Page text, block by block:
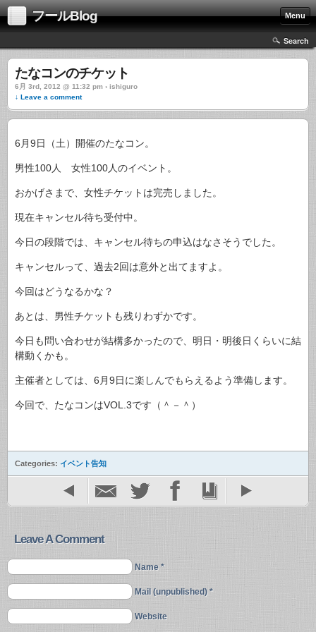
フールBlog Menu
Search
たなコンのチケット
6月 3rd, 2012 @ 11:32 pm › ishiguro
↓ Leave a comment
6月9日（土）開催のたなコン。
男性100人 女性100人のイベント。
おかげさまで、女性チケットは完売しました。
現在キャンセル待ち受付中。
今日の段階では、キャンセル待ちの申込はなさそうでした。
キャンセルって、過去2回は意外と出てますよ。
今回はどうなるかな？
あとは、男性チケットも残りわずかです。
今日も問い合わせが結構多かったので、明日・明後日くらいに結
構動くかも。
主催者としては、6月9日に楽しんでもらえるよう準備します。
今回で、たなコンはVOL.3です（＾－＾）
Categories: イベント告知
Leave A Comment
Name *
Mail (unpublished) *
Website